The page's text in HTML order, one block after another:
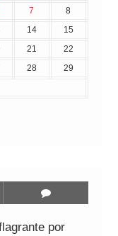
7
8
14
15
21
22
28
29
por